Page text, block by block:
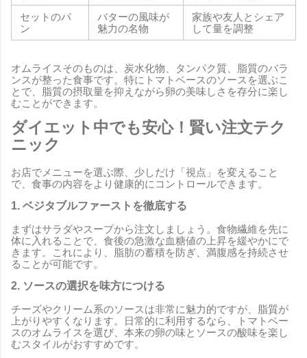
セットのパ
ン
バターの風味が
魅力の名物
家族や友人とシェア
して量を調整
オムライスそのものは、炭水化物、タンパク質、脂質のバラ
ンスが整った食事です。特にトマトベースのソースを選ぶこ
とで、脂質の摂取量を抑えながら卵の美味しさを存分に楽し
むことができます。
ダイエット中でも安心！賢い注文テク
ニック
お店でメニューを選ぶ際、少しだけ「視点」を変えること
で、食事の内容をより健康的にコントロールできます。
1. ベジタブルファーストを徹底する
まずはサラダやスープから注文しましょう。食物繊維を先に
体に入れることで、食後の急激な血糖値の上昇を緩やかにで
きます。これにより、脂肪の蓄積を防ぎ、満腹感を持続させ
ることが可能です。
2. ソースの選択を味方につける
チーズやクリーム系のソースは非常に魅力的ですが、脂質が
上がりやすくなります。日常的に利用するなら、トマトベー
スのオムライスを選び、本来の卵の味とソースの酸味を楽し
むスタイルがおすすめです。